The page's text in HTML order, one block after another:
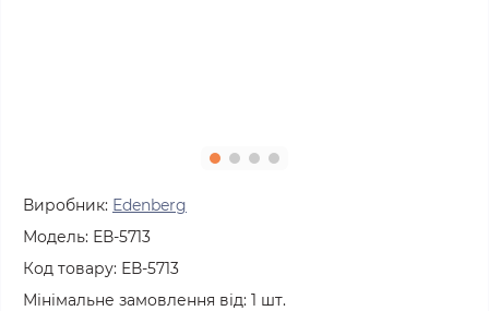
Виробник: Edenberg
Модель: ЕВ-5713
Код товару: ЕВ-5713
Мінімальне замовлення від: 1 шт.